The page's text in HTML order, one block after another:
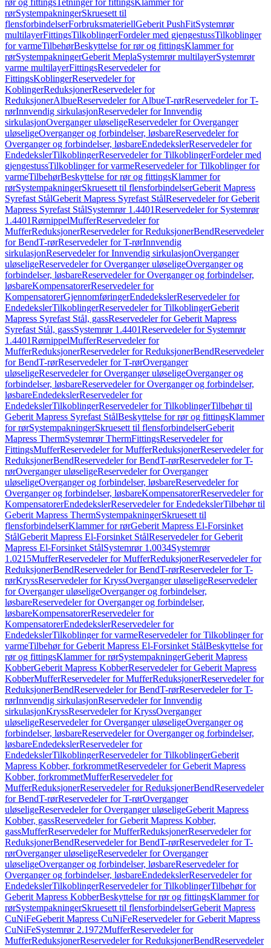
rør og fittingsTetninger for fittingsKlammer for
rørSystempakningerSkruesett til
flensforbindelserForbruksmateriellGeberit PushFitSystemrør
multilayerFittingsTilkoblingerFordeler med gjengestussTilkoblinger
for varmeTilbehørBeskyttelse for rør og fittingsKlammer for
rørSystempakningerGeberit MeplaSystemrør multilayerSystemrør
varme multilayerFittingsReservedeler for
FittingsKoblingerReservedeler for
KoblingerReduksjonerReservedeler for
ReduksjonerAlbueReservedeler for AlbueT-rørReservedeler for T-
rørInnvendig sirkulasjonReservedeler for Innvendig
sirkulasjonOverganger uløseligeReservedeler for Overganger
uløseligeOverganger og forbindelser, løsbareReservedeler for
Overganger og forbindelser, løsbareEndedekslerReservedeler for
EndedekslerTilkoblingerReservedeler for TilkoblingerFordeler med
gjengestussTilkoblinger for varmeReservedeler for Tilkoblinger for
varmeTilbehørBeskyttelse for rør og fittingsKlammer for
rørSystempakningerSkruesett til flensforbindelserGeberit Mapress
Syrefast StålGeberit Mapress Syrefast StålReservedeler for Geberit
Mapress Syrefast StålSystemrør 1.4401Reservedeler for Systemrør
1.4401RørnippelMufferReservedeler for
MufferReduksjonerReservedeler for ReduksjonerBendReservedeler
for BendT-rørReservedeler for T-rørInnvendig
sirkulasjonReservedeler for Innvendig sirkulasjonOverganger
uløseligeReservedeler for Overganger uløseligeOverganger og
forbindelser, løsbareReservedeler for Overganger og forbindelser,
løsbareKompensatorerReservedeler for
KompensatorerGjennomføringerEndedekslerReservedeler for
EndedekslerTilkoblingerReservedeler for TilkoblingerGeberit
Mapress Syrefast Stål, gassReservedeler for Geberit Mapress
Syrefast Stål, gassSystemrør 1.4401Reservedeler for Systemrør
1.4401RørnippelMufferReservedeler for
MufferReduksjonerReservedeler for ReduksjonerBendReservedeler
for BendT-rørReservedeler for T-rørOverganger
uløseligeReservedeler for Overganger uløseligeOverganger og
forbindelser, løsbareReservedeler for Overganger og forbindelser,
løsbareEndedekslerReservedeler for
EndedekslerTilkoblingerReservedeler for TilkoblingerTilbehør til
Geberit Mapress Syrefast StålBeskyttelse for rør og fittingsKlammer
for rørSystempakningerSkruesett til flensforbindelserGeberit
Mapress ThermSystemrør ThermFittingsReservedeler for
FittingsMufferReservedeler for MufferReduksjonerReservedeler for
ReduksjonerBendReservedeler for BendT-rørReservedeler for T-
rørOverganger uløseligeReservedeler for Overganger
uløseligeOverganger og forbindelser, løsbareReservedeler for
Overganger og forbindelser, løsbareKompensatorerReservedeler for
KompensatorerEndedekslerReservedeler for EndedekslerTilbehør til
Geberit Mapress ThermSystempakningerSkruesett til
flensforbindelserKlammer for rørGeberit Mapress El-Forsinket
StålGeberit Mapress El-Forsinket StålReservedeler for Geberit
Mapress El-Forsinket StålSystemrør 1.0034Systemrør
1.0215MufferReservedeler for MufferReduksjonerReservedeler for
ReduksjonerBendReservedeler for BendT-rørReservedeler for T-
rørKryssReservedeler for KryssOverganger uløseligeReservedeler
for Overganger uløseligeOverganger og forbindelser,
løsbareReservedeler for Overganger og forbindelser,
løsbareKompensatorerReservedeler for
KompensatorerEndedekslerReservedeler for
EndedekslerTilkoblinger for varmeReservedeler for Tilkoblinger for
varmeTilbehør for Geberit Mapress El-Forsinket StålBeskyttelse for
rør og fittingsKlammer for rørSystempakningerGeberit Mapress
KobberGeberit Mapress KobberReservedeler for Geberit Mapress
KobberMufferReservedeler for MufferReduksjonerReservedeler for
ReduksjonerBendReservedeler for BendT-rørReservedeler for T-
rørInnvendig sirkulasjonReservedeler for Innvendig
sirkulasjonKryssReservedeler for KryssOverganger
uløseligeReservedeler for Overganger uløseligeOverganger og
forbindelser, løsbareReservedeler for Overganger og forbindelser,
løsbareEndedekslerReservedeler for
EndedekslerTilkoblingerReservedeler for TilkoblingerGeberit
Mapress Kobber, forkrommetReservedeler for Geberit Mapress
Kobber, forkrommetMufferReservedeler for
MufferReduksjonerReservedeler for ReduksjonerBendReservedeler
for BendT-rørReservedeler for T-rørOverganger
uløseligeReservedeler for Overganger uløseligeGeberit Mapress
Kobber, gassReservedeler for Geberit Mapress Kobber,
gassMufferReservedeler for MufferReduksjonerReservedeler for
ReduksjonerBendReservedeler for BendT-rørReservedeler for T-
rørOverganger uløseligeReservedeler for Overganger
uløseligeOverganger og forbindelser, løsbareReservedeler for
Overganger og forbindelser, løsbareEndedekslerReservedeler for
EndedekslerTilkoblingerReservedeler for TilkoblingerTilbehør for
Geberit Mapress KobberBeskyttelse for rør og fittingsKlammer for
rørSystempakningerSkruesett til flensforbindelserGeberit Mapress
CuNiFeGeberit Mapress CuNiFeReservedeler for Geberit Mapress
CuNiFeSystemrør 2.1972MufferReservedeler for
MufferReduksjonerReservedeler for ReduksjonerBendReservedeler